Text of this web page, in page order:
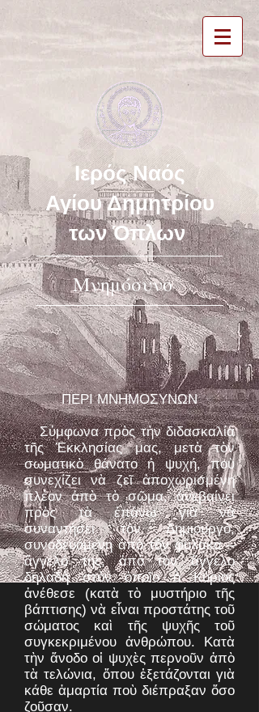
Ιερός Ναός
Αγίου Δημητρίου
των Όπλων
Μνημόσυνο
ΠΕΡΙ ΜΝΗΜΟΣΥΝΩΝ
Σύμφωνα πρὸς τὴν διδασκαλία
τῆς Ἐκκλησίας μας, μετὰ τὸν
σωματικὸ θάνατο ἡ ψυχή, ποὺ
συνεχίζει νὰ ζεῖ ἀποχωρισμένη
πλέον ἀπὸ τὸ σῶμα, ἀνεβαίνει
πρὸς τὰ ἐπάνω γιὰ νὰ
συναντήσει τὸν Δημιουργό,
συνοδευόμενη ἀπὸ τὸν φύλακα –
ἄγγελό της, ἀπὸ τὸν ἄγγελο
δηλαδὴ στὸν ὁποῖο ὁ Κύριος
ἀνέθεσε (κατὰ τὸ μυστήριο τῆς
βάπτισης) νὰ εἶναι προστάτης τοῦ
σώματος καὶ τῆς ψυχῆς τοῦ
συγκεκριμένου ἀνθρώπου. Κατὰ
τὴν ἄνοδο οἱ ψυχὲς περνοῦν ἀπὸ
τὰ τελώνια, ὅπου ἐξετάζονται γιὰ
κάθε ἁμαρτία ποὺ διέπραξαν ὅσο
ζοῦσαν.